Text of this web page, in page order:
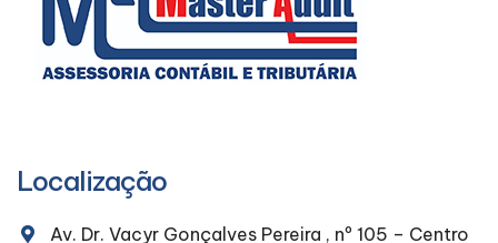
Localização
Av. Dr. Vacyr Gonçalves Pereira , nº 105 – Centro